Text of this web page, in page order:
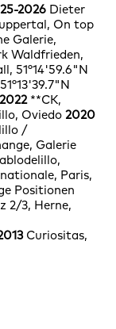
2026 Dieter
On top
Galerie,
Waldfrieden,
51°14'59.6"N
2022 **CK,
Oviedo2020
/
Galerie
Paris,
Positionen
2/3, Herne,
Curiositas,